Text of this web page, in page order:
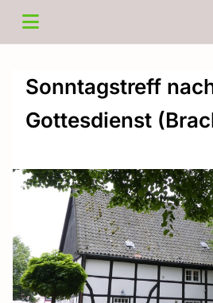
Sonntagstreff
Gottesdienst